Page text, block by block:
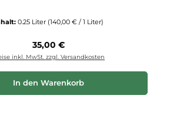
0.25 Liter (140,00 € / 1 Liter)
Regulärer Preis:
35,00 €
inkl. MwSt. zzgl. Versandkosten
In den Warenkorb